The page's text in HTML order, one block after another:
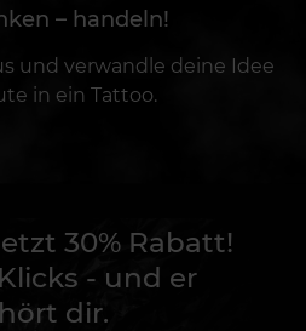
– handeln!
und verwandle deine Idee
in ein Tattoo.
30% Rabatt!
- und er
dir.